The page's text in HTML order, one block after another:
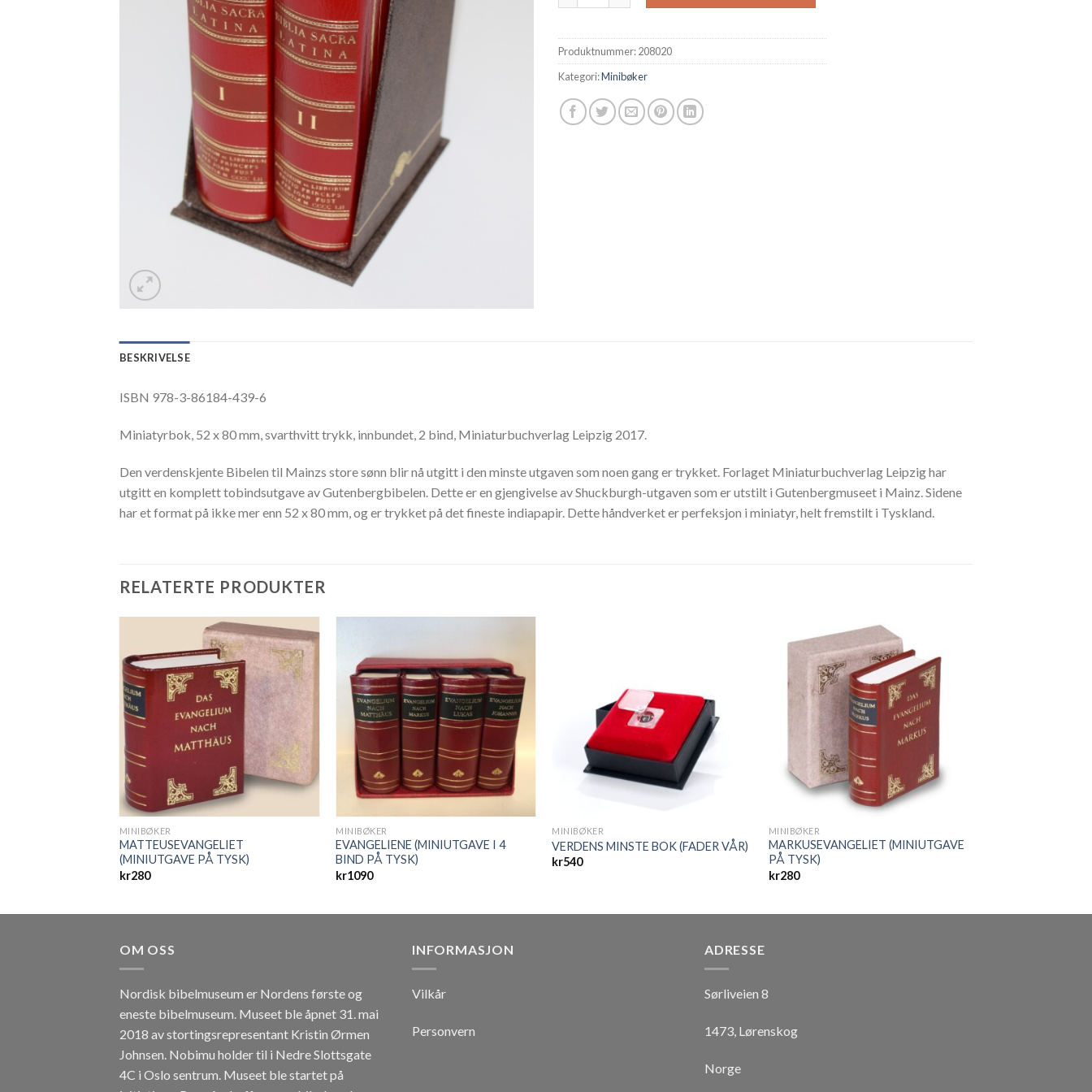
Produktnummer:208020
Kategori:Minibøker
BESKRIVELSE
ISBN 978-3-86184-439-6
Miniatyrbok, 52 x 80 mm, svarthvitt trykk, innbundet, 2 bind, Miniaturbuchverlag Leipzig 2017.
Den verdenskjente Bibelen til Mainzs store sønn blir nå utgitt i den minste utgaven som noen gang er trykket. Forlaget Miniaturbuchverlag Leipzig har
utgitt en komplett tobindsutgave av Gutenbergbibelen. Dette er en gjengivelse av Shuckburgh-utgaven som er utstilt i Gutenbergmuseet i Mainz. Sidene
har et format på ikke mer enn 52 x 80 mm, og er trykket på det fineste indiapapir. Dette håndverket er perfeksjon i miniatyr, helt fremstilt i Tyskland.
RELATERTE PRODUKTER
MINIBØKER
MATTEUSEVANGELIET
(MINIUTGAVE PÅ TYSK)
kr280
MINIBØKER
EVANGELIENE (MINIUTGAVE I 4
BIND PÅ TYSK)
kr1090
MINIBØKER
VERDENS MINSTE BOK (FADER VÅR)
kr540
MINIBØKER
MARKUSEVANGELIET (MINIUTGAVE
PÅ TYSK)
kr280
OM OSS
Nordisk bibelmuseum er Nordens første og
eneste bibelmuseum. Museet ble åpnet 31. mai
2018 av stortingsrepresentant Kristin Ørmen
Johnsen. Nobimu holder til i Nedre Slottsgate
4C i Oslo sentrum. Museet ble startet på
INFORMASJON
Vilkår
Personvern
ADRESSE
Sørliveien 8
1473, Lørenskog
Norge